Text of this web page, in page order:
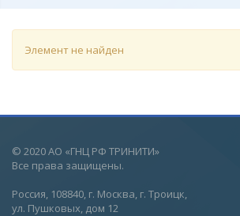
Элемент не найден
© 2020 АО «ГНЦ РФ ТРИНИТИ»
Все права защищены.
Россия, 108840, г. Москва, г. Троицк,
ул. Пушковых, дом 12